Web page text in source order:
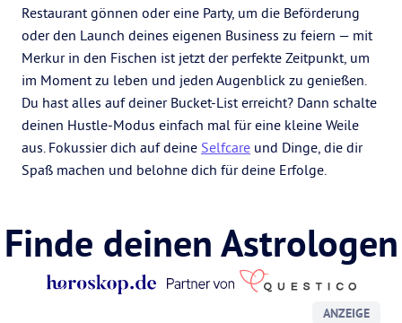
Restaurant gönnen oder eine Party, um die Beförderung
oder den Launch deines eigenen Business zu feiern — mit
Merkur in den Fischen ist jetzt der perfekte Zeitpunkt, um
im Moment zu leben und jeden Augenblick zu genießen.
Du hast alles auf deiner Bucket-List erreicht? Dann schalte
deinen Hustle-Modus einfach mal für eine kleine Weile
aus. Fokussier dich auf deine Selfcare und Dinge, die dir
Spaß machen und belohne dich für deine Erfolge.
Finde deinen Astrologen
ANZEIGE